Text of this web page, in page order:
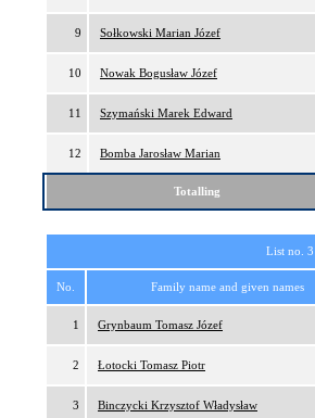
9 Sołkowski Marian Józef
10 Nowak Bogusław Józef
11 Szymański Marek Edward
12 Bomba Jarosław Marian
Totalling
List no.
No. Family name and given names
1 Grynbaum Tomasz Józef
2 Łotocki Tomasz Piotr
3 Binczycki Krzysztof Władysław